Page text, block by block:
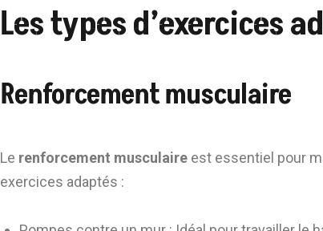
Les types d’exercices
Renforcement musculaire
Le renforcement musculaire est essentiel pour
exercices adaptés :